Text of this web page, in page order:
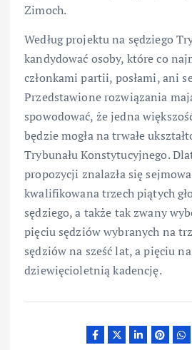
Zimoch.
Według projektu na sędziego
kandydować osoby, które co
członkami partii, posłami, ani
Przedstawione rozwiązania
spowodować, że jedna
będzie mogła na trwałe
Trybunału Konstytucyjnego.
propozycji znalazła się
kwalifikowana trzech piątych
sędziego, a także tak zwany
pięciu sędziów wybranych na
sędziów na sześć lat, a pięciu na
dziewięcioletnią kadencję.